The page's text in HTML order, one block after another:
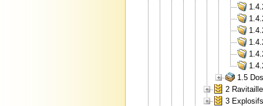
1.5
2
3